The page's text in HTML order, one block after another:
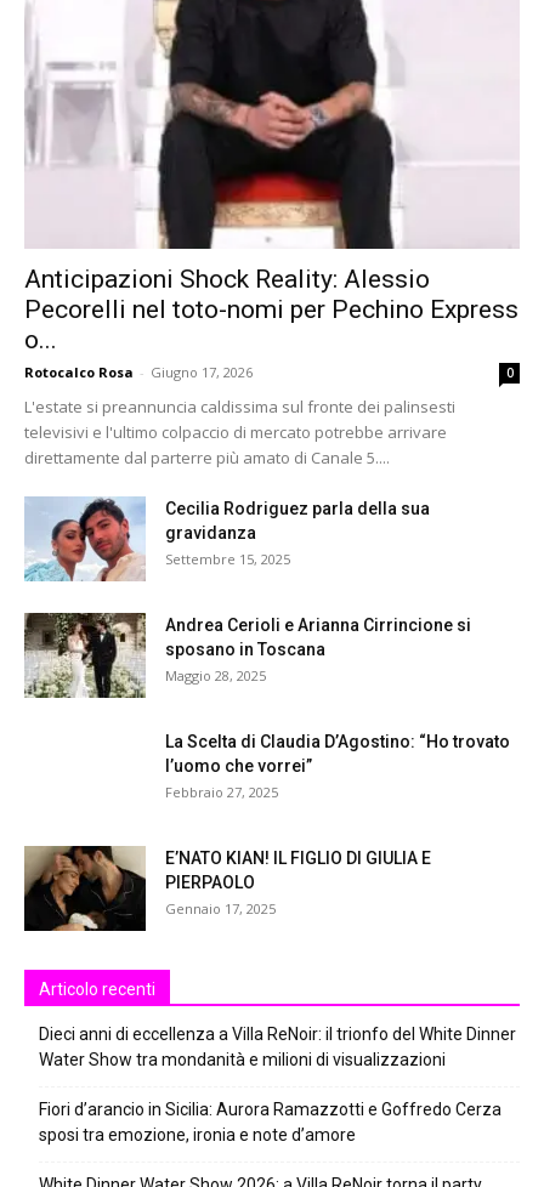
Anticipazioni Shock Reality: Alessio
Pecorelli nel toto-nomi per Pechino Express
o...
Rotocalco Rosa - Giugno 17, 2026 0
L'estate si preannuncia caldissima sul fronte dei palinsesti
televisivi e l'ultimo colpaccio di mercato potrebbe arrivare
direttamente dal parterre più amato di Canale 5....
Cecilia Rodriguez parla della sua
gravidanza
Settembre 15, 2025
Andrea Cerioli e Arianna Cirrincione si
sposano in Toscana
Maggio 28, 2025
La Scelta di Claudia D’Agostino: “Ho trovato
l’uomo che vorrei”
Febbraio 27, 2025
E’NATO KIAN! IL FIGLIO DI GIULIA E
PIERPAOLO
Gennaio 17, 2025
Articolo recenti
Dieci anni di eccellenza a Villa ReNoir: il trionfo del White Dinner
Water Show tra mondanità e milioni di visualizzazioni
Fiori d’arancio in Sicilia: Aurora Ramazzotti e Goffredo Cerza
sposi tra emozione, ironia e note d’amore